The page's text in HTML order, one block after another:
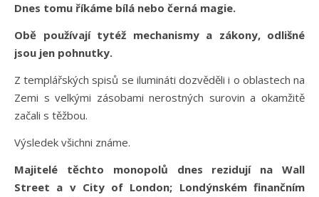
Dnes tomu říkáme bílá nebo černá magie.
Obě používají tytéž mechanismy a zákony, odlišné
jsou jen pohnutky.
Z templářských spisů se ilumináti dozvěděli i o oblastech na
Zemi s velkými zásobami nerostných surovin a okamžitě
začali s těžbou.
Výsledek všichni známe.
Majitelé těchto monopolů dnes rezidují na Wall
Street a v City of London; Londýnském finančním